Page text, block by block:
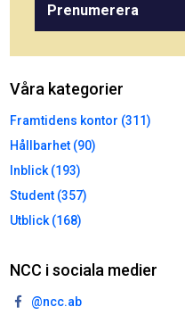
Prenumerera
Våra kategorier
Framtidens kontor (311)
Hållbarhet (90)
Inblick (193)
Student (357)
Utblick (168)
NCC i sociala medier
@ncc.ab